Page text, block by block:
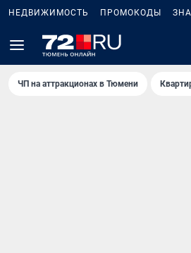
НЕДВИЖИМОСТЬ ПРОМОКОДЫ
ЧП на аттракционах в Тюмени